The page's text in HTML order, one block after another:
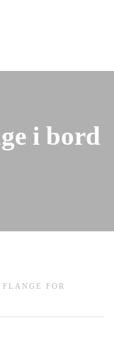
i bord
FLANGE FOR